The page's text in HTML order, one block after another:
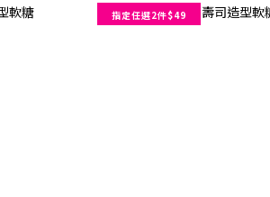
指定任選2件$49